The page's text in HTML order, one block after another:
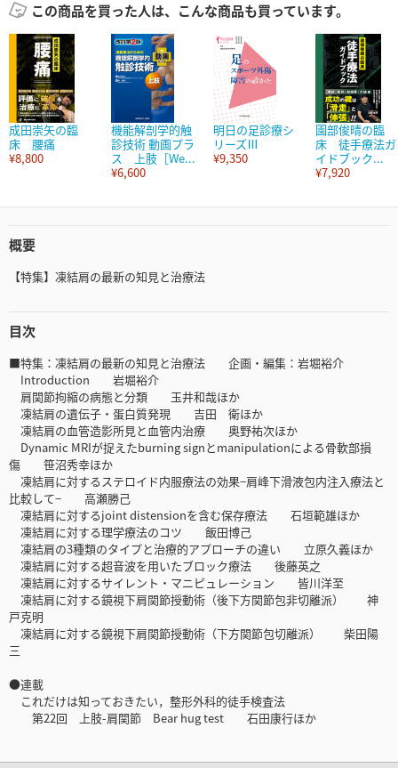
この商品を買った人は、こんな商品も買っています。
成田崇矢の臨
床 腰痛
¥8,800
機能解剖学的触
診技術 動画プラ
ス 上肢［We...
¥6,600
明日の足診療シ
リーズⅢ
¥9,350
園部俊晴の臨
床 徒手療法ガ
イドブック...
¥7,920
概要
【特集】凍結肩の最新の知見と治療法
目次
■特集：凍結肩の最新の知見と治療法 企画・編集：岩堀裕介
Introduction 岩堀裕介
肩関節拘縮の病態と分類 玉井和哉ほか
凍結肩の遺伝子・蛋白質発現 吉田 衛ほか
凍結肩の血管造影所見と血管内治療 奥野祐次ほか
Dynamic MRIが捉えたburning signとmanipulationによる骨軟部損
傷 笹沼秀幸ほか
凍結肩に対するステロイド内服療法の効果−肩峰下滑液包内注入療法と
比較して− 高瀬勝己
凍結肩に対するjoint distensionを含む保存療法 石垣範雄ほか
凍結肩に対する理学療法のコツ 飯田博己
凍結肩の3種類のタイプと治療的アプローチの違い 立原久義ほか
凍結肩に対する超音波を用いたブロック療法 後藤英之
凍結肩に対するサイレント・マニピュレーション 皆川洋至
凍結肩に対する鏡視下肩関節授動術（後下方関節包非切離派） 神
戸克明
凍結肩に対する鏡視下肩関節授動術（下方関節包切離派） 柴田陽
三
●連載
これだけは知っておきたい，整形外科的徒手検査法
第22回 上肢-肩関節 Bear hug test 石田康行ほか